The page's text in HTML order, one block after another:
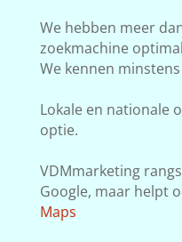
We hebben meer
zoekmachine
We kennen
Lokale en nationale
optie.
VDMmarketing
Google, maar helpt
Maps